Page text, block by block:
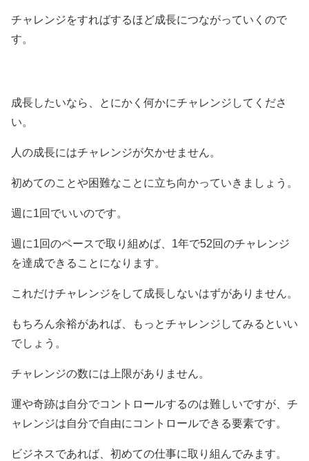
チャレンジをすればするほど成長につながっていくので
す。
成長したいなら、とにかく何かにチャレンジしてくださ
い。
人の成長にはチャレンジが欠かせません。
初めてのことや困難なことに立ち向かっていきましょう。
週に1回でいいのです。
週に1回のペースで取り組めば、1年で52回のチャレンジ
を達成できることになります。
これだけチャレンジをして成長しないはずがありません。
もちろん余裕があれば、もっとチャレンジしてみるといい
でしょう。
チャレンジの数には上限がありません。
運や奇跡は自分でコントロールするのは難しいですが、チ
ャレンジは自分で自由にコントロールできる要素です。
ビジネスであれば、初めての仕事に取り組んでみます。